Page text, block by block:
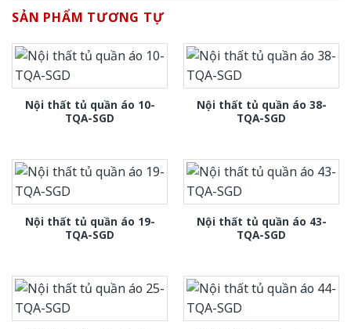
SẢN PHẨM TƯƠNG TỰ
Nội thất tủ quần áo 10-
TQA-SGD
Nội thất tủ quần áo 38-
TQA-SGD
Nội thất tủ quần áo 19-
TQA-SGD
Nội thất tủ quần áo 43-
TQA-SGD